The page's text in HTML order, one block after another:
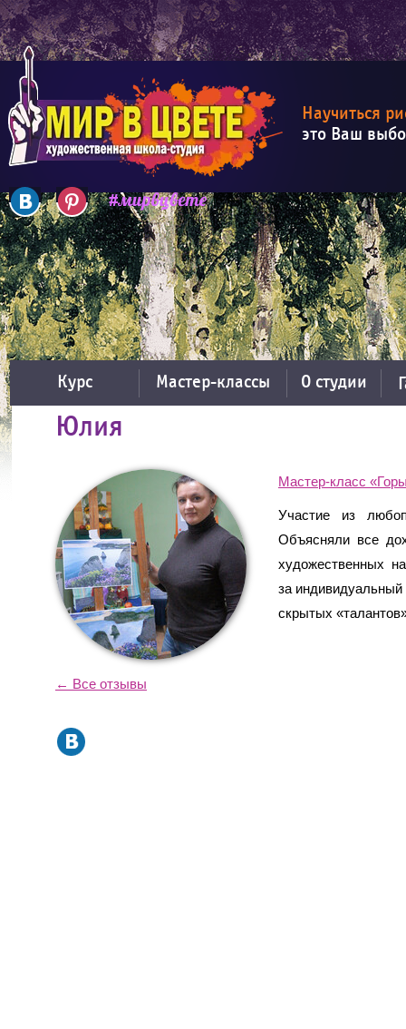
Научиться
это Ваш
Курс Мастер-классы О студии
Юлия
Мастер-класс
Участие из
Объясняли все
художественных
за
скрытых
← Все отзывы